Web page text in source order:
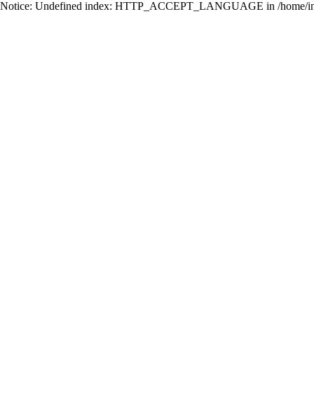
Notice: Undefined index: HTTP_ACCEPT_LANGUAGE in /home/